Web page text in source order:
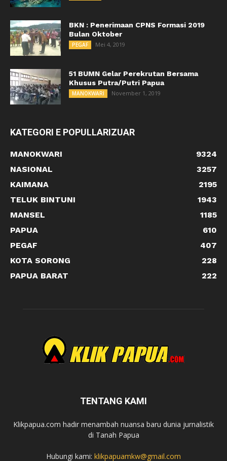
BKN : Penerimaan CPNS Formasi 2019
Bulan Oktober
PEGAF Mei 4, 2019
51 BUMN Gelar Perekrutan Bersama
Khusus Putra/Putri Papua
MANOKWARI November 1, 2019
KATEGORI E POPULLARIZUAR
MANOKWARI
9324
NASIONAL
3257
KAIMANA
2195
TELUK BINTUNI
1943
MANSEL
1185
PAPUA
610
PEGAF
407
KOTA SORONG
228
PAPUA BARAT
222
TENTANG KAMI
Klikpapua.com hadir menambah nuansa baru dunia jurnalistik
di Tanah Papua
Hubungi kami: klikpapuamkw@gmail.com